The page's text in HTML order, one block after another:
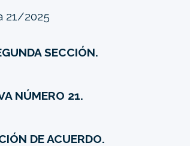
21/2025
SECCIÓN.
NÚMERO 21.
DE ACUERDO.